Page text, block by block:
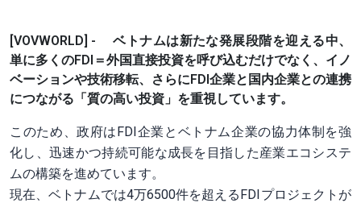
[VOVWORLD] - ベトナムは新たな発展段階を迎える中、
単に多くのFDI＝外国直接投資を呼び込むだけでなく、イノ
ベーションや技術移転、さらにFDI企業と国内企業との連携
につながる「質の高い投資」を重視しています。
このため、政府はFDI企業とベトナム企業の協力体制を強
化し、迅速かつ持続可能な成長を目指した産業エコシステ
ムの構築を進めています。
現在、ベトナムでは4万6500件を超えるFDIプロジェクトが